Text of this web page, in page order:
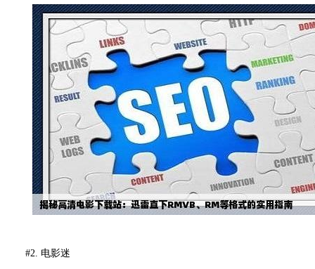
#2. 电影迷